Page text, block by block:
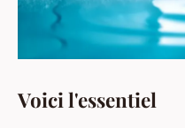
Voici l'essentiel